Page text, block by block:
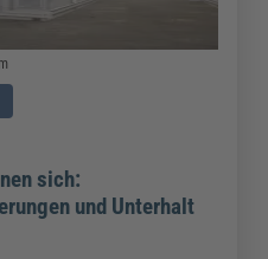
sich:
und Unterhalt